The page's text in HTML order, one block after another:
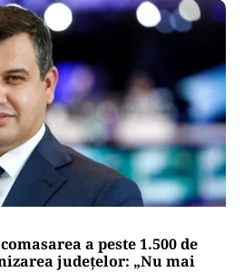
a peste 1.500 de
județelor: „Nu mai